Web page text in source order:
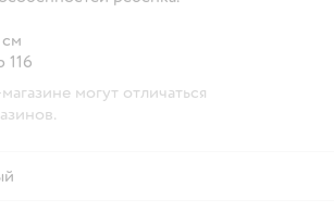
116
могут отличаться